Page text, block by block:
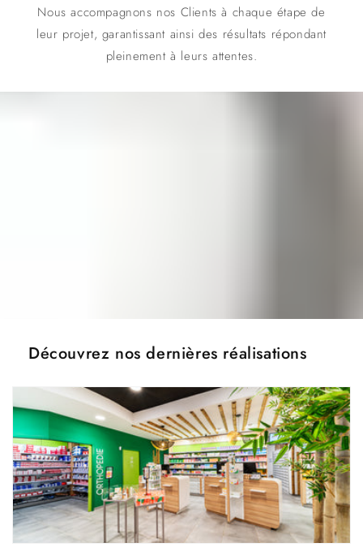
Nous accompagnons nos Clients à chaque étape de
leur projet, garantissant ainsi des résultats répondant
pleinement à leurs attentes.
Découvrez nos dernières réalisations